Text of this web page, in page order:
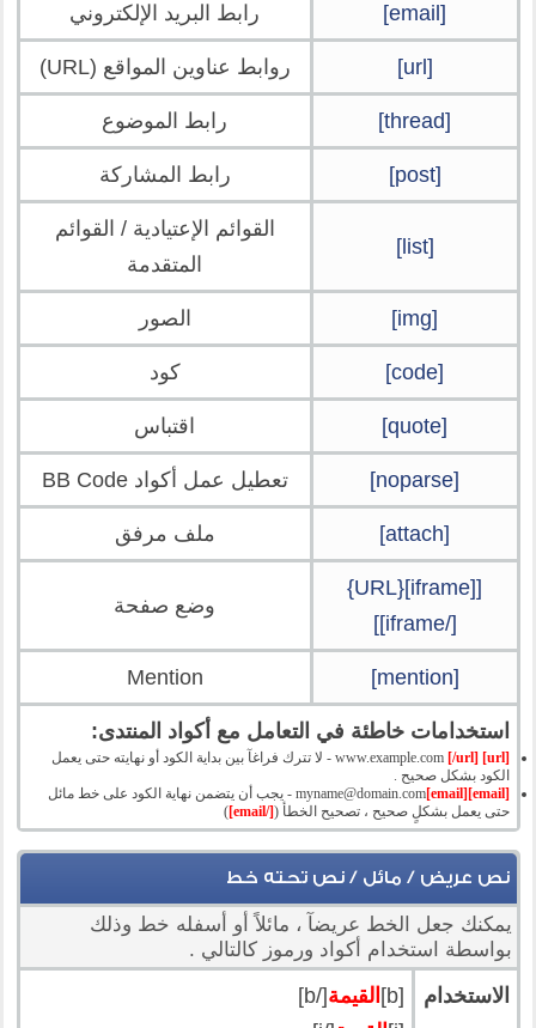
[email] رابط البريد الإلكتروني
[url] روابط عناوين المواقع (URL)
[thread] رابط الموضوع
[post] رابط المشاركة
[list]
القوائم الإعتيادية / القوائم
المتقدمة
[img] الصور
[code] كود
[quote] اقتباس
[noparse] تعطيل عمل أكواد BB Code
[attach] ملف مرفق
[[iframe]{URL}
[/iframe]]
وضع صفحة
[mention]
Mention
استخدامات خاطئة في التعامل مع أكواد المنتدى:
[url]
[/url]
- لا تترك فراغآ بين بداية الكود أو نهايته حتى يعمل
الكود بشكل صحيح .
[email]
myname@domain.com[email]
- يجب أن يتضمن نهاية الكود على خط مائل
حتى يعمل بشكلٍ صحيح ، تصحيح الخطأ ([/email]
)
نص عريض / مائل / نص تحته خط
يمكنك جعل الخط عريضآ ، مائلاً أو أسفله خط وذلك
بواسطة استخدام أكواد ورموز كالتالي .
الاستخدام [b] القيمة[/b]